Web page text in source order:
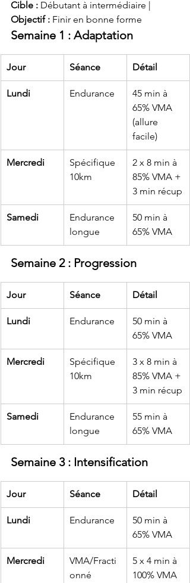
Cible : Débutant à intermédiaire |
Objectif : Finir en bonne forme
Semaine 1 : Adaptation
Jour Séance Détail
Lundi Endurance
45 min à
65% VMA
(allure
facile)
Mercredi
Spécifique
10km
2 x 8 min à
85% VMA +
3 min récup
Samedi
Endurance
longue
50 min à
65% VMA
Semaine 2 : Progression
Jour Séance Détail
Lundi Endurance
50 min à
65% VMA
Mercredi
Spécifique
10km
3 x 8 min à
85% VMA +
3 min récup
Samedi
Endurance
longue
55 min à
65% VMA
Semaine 3 : Intensification
Jour Séance Détail
Lundi Endurance
50 min à
65% VMA
Mercredi
VMA/Fracti
onné
5 x 4 min à
100% VMA